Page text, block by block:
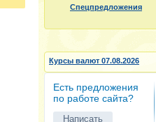
Спецпредложения
Курсы валют 07.08.2026
Есть предложения
по работе сайта?
Написать